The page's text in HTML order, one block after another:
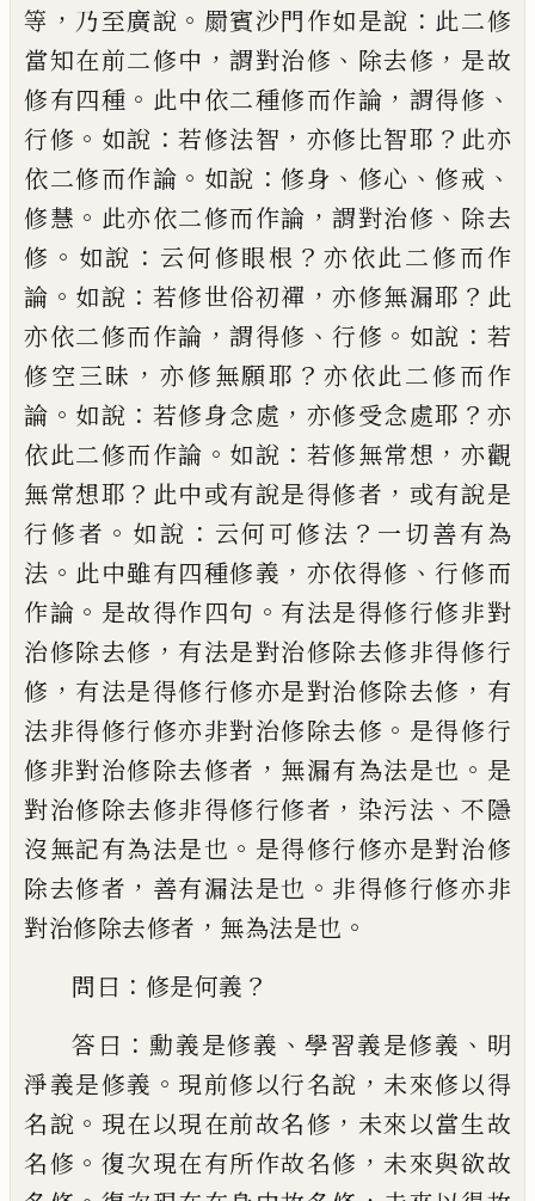
等 ， 乃至廣說 。 罽賓沙門作如是說 ： 此二修
當知在前二修中 ，謂對治修 、 除去修 ， 是故
修有四種 。 此中依二種修而作論 ， 謂得修 、
行修 。 如說 ：若修法智 ， 亦修比智耶 ？ 此亦
依二修而作論 。 如說 ：修身 、 修心 、修戒 、
修慧 。 此亦依二修而作論 ，謂對治修 、 除去
修 。 如說 ： 云何修眼根 ？ 亦依此二修而作
論 。 如說 ： 若修世俗初禪 ，亦修無漏耶 ？ 此
亦依二修而作論 ，謂得修 、行修 。 如說 ： 若
修空三昧 ， 亦修無願耶 ？ 亦依此二修而作
論 。 如說 ： 若修身念處 ， 亦修受念處耶 ？ 亦
依此二修而作論 。 如說 ： 若修無常想 ， 亦觀
無常想耶 ？ 此中或有說是得修者 ， 或有說是
行修者 。 如說 ： 云何可修法 ？ 一切善有為
法 。 此中雖有四種修義 ， 亦依得修 、行修而
作論 。 是故得作四句 。 有法是得修行修非對
治修除去修 ， 有法是對治修除去修非得修行
修 ， 有法是得修行修亦是對治修除去修 ， 有
法非得修行修亦非對治修除去修 。 是得修行
修非對治修除去修者 ， 無漏有為法是也 。 是
對治修除去修非得修行修者 ， 染污法 、 不隱
沒無記有為法是也 。 是得修行修亦是對治修
除去修者 ， 善有漏法是也 。 非得修行修亦非
對治修除去修者 ， 無為法是也 。
問曰 ： 修是何義 ？
答曰 ： 勳義是修義 、學習義是修義 、 明
淨義是修義 。 現前修以行名說 ， 未來修以得
名說 。 現在以現在前故名修 ， 未來以當生故
名修 。 復次現在有所作故名修 ， 未來與欲故